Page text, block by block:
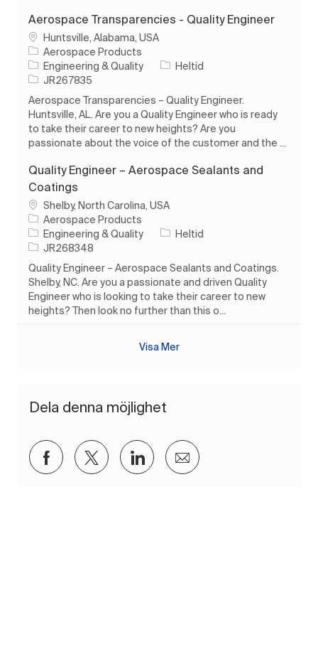
Aerospace Transparencies - Quality Engineer
PlatsHuntsville, Alabama, USA
Aerospace Products
Kategori
Engineering & Quality Typ av jobb
Heltid
Jobb-ID
JR267835
Aerospace Transparencies – Quality Engineer.
Huntsville, AL. Are you a Quality Engineer who is ready
to take their career to new heights? Are you
passionate about the voice of the customer and the ...
Quality Engineer – Aerospace Sealants and
Coatings
PlatsShelby, North Carolina, USA
Aerospace Products
Kategori
Engineering & Quality Typ av jobb
Heltid
Jobb-ID
JR268348
Quality Engineer – Aerospace Sealants and Coatings.
Shelby, NC. Are you a passionate and driven Quality
Engineer who is looking to take their career to new
heights? Then look no further than this o...
Visa Mer
Dela denna möjlighet
Dela via Facebook
Dela via twitter
Dela via LinkedIn
Dela via e-post